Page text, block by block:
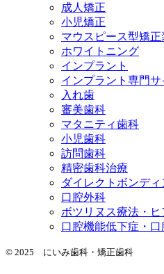
成人矯正
小児矯正
マウスピース型矯正
ホワイトニング
インプラント
インプラント専門サ
入れ歯
審美歯科
マタニティ歯科
小児歯科
訪問歯科
精密歯科治療
ダイレクトボンディ
口腔外科
ボツリヌス療法・
口腔機能低下症・
© 2025 にいみ歯科・矯正歯科